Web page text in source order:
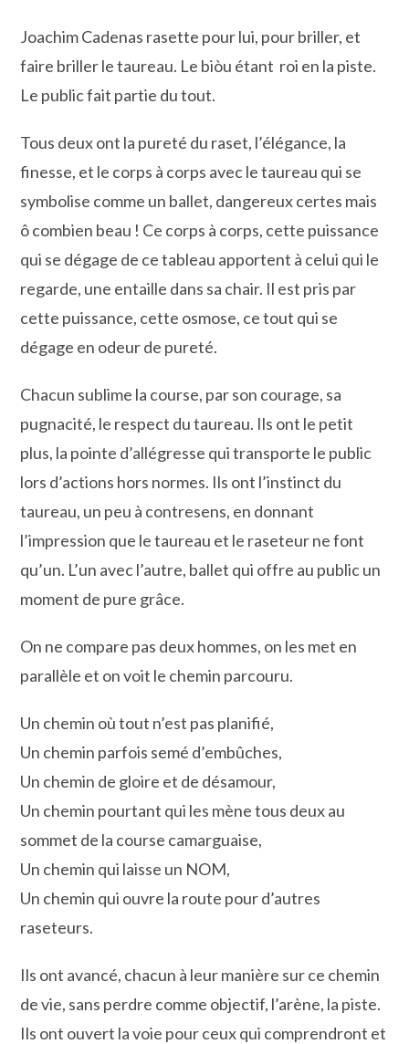
Joachim Cadenas rasette pour lui, pour briller, et
faire briller le taureau. Le biòu étant roi en la piste.
Le public fait partie du tout.
Tous deux ont la pureté du raset, l’élégance, la
finesse, et le corps à corps avec le taureau qui se
symbolise comme un ballet, dangereux certes mais
ô combien beau ! Ce corps à corps, cette puissance
qui se dégage de ce tableau apportent à celui qui le
regarde, une entaille dans sa chair. Il est pris par
cette puissance, cette osmose, ce tout qui se
dégage en odeur de pureté.
Chacun sublime la course, par son courage, sa
pugnacité, le respect du taureau. Ils ont le petit
plus, la pointe d’allégresse qui transporte le public
lors d’actions hors normes. Ils ont l’instinct du
taureau, un peu à contresens, en donnant
l’impression que le taureau et le raseteur ne font
qu’un. L’un avec l’autre, ballet qui offre au public un
moment de pure grâce.
On ne compare pas deux hommes, on les met en
parallèle et on voit le chemin parcouru.
Un chemin où tout n’est pas planifié,
Un chemin parfois semé d’embûches,
Un chemin de gloire et de désamour,
Un chemin pourtant qui les mène tous deux au
sommet de la course camarguaise,
Un chemin qui laisse un NOM,
Un chemin qui ouvre la route pour d’autres
raseteurs.
Ils ont avancé, chacun à leur manière sur ce chemin
de vie, sans perdre comme objectif, l’arène, la piste.
Ils ont ouvert la voie pour ceux qui comprendront et